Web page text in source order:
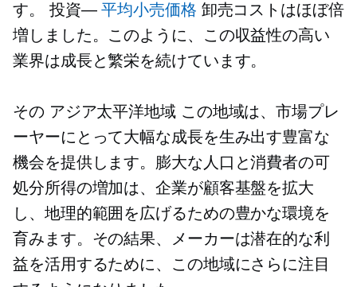
す。 投資— 平均小売価格 卸売コストはほぼ倍
増しました。このように、この収益性の高い
業界は成長と繁栄を続けています。
その アジア太平洋地域この地域は、市場プレ
ーヤーにとって大幅な成長を生み出す豊富な
機会を提供します。膨大な人口と消費者の可
処分所得の増加は、企業が顧客基盤を拡大
し、地理的範囲を広げるための豊かな環境を
育みます。その結果、メーカーは潜在的な利
益を活用するために、この地域にさらに注目